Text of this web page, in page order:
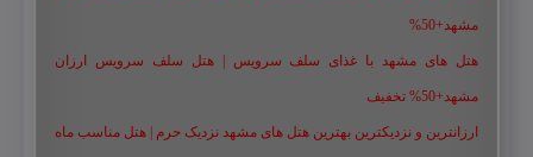
مشهد+50%
هتل های مشهد با غذای سلف سرویس | هتل سلف سرویس ارزان
مشهد+50% تخفیف
ارزانترین و نزدیکترین بهترین هتل های مشهد نزدیک حرم | هتل مناسب ماه